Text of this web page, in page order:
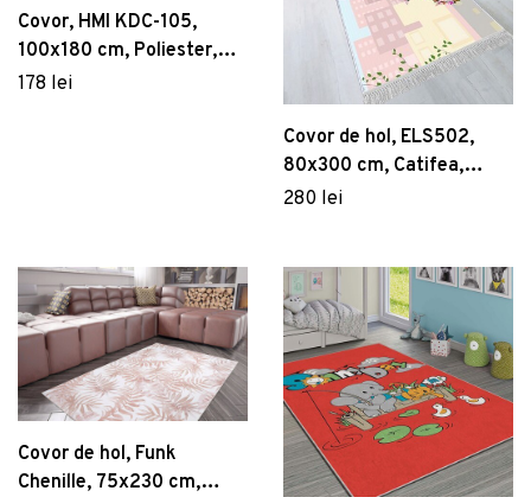
Covor, HMI KDC-105,
100x180 cm, Poliester,
Multicolor
178 lei
Covor de hol, ELS502,
80x300 cm, Catifea,
Multicolor
280 lei
Covor de hol, Funk
Chenille, 75x230 cm,